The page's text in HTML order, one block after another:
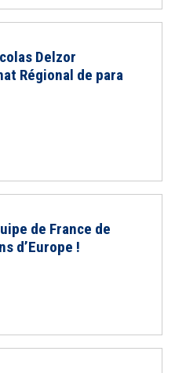
Delzor
Régional de para
de France de
d’Europe !